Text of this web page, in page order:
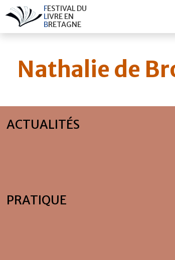
FESTIVAL DU
LIVRE EN
BRETAGNE
Nathalie de
ACTUALITÉS
PRATIQUE